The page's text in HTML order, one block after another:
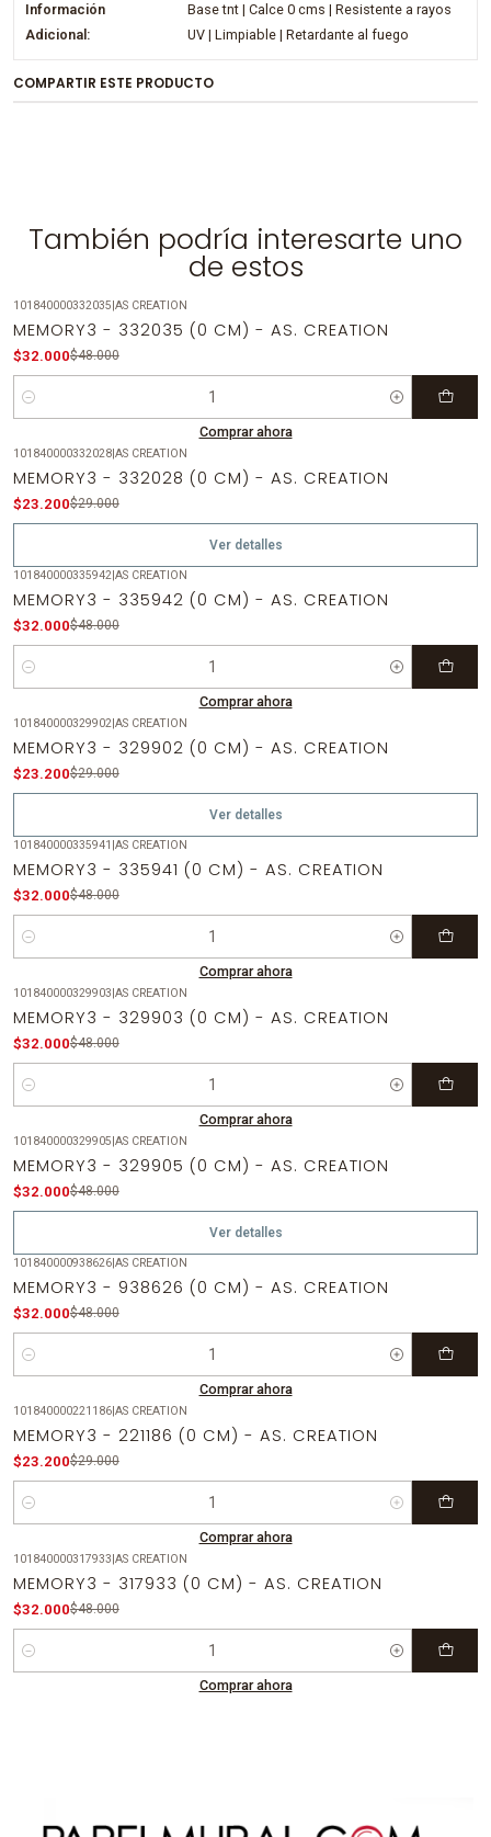
Información
Adicional:
Base tnt | Calce 0 cms | Resistente a rayos
UV | Limpiable | Retardante al fuego
COMPARTIR ESTE PRODUCTO
También podría interesarte uno
de estos
OFF
101840000332035|AS CREATION
MEMORY3 - 332035 (0 CM) - AS. CREATION
$32.000$48.000
Cantidad
Comprar ahora
OFF
Agotado
101840000332028|AS CREATION
MEMORY3 - 332028 (0 CM) - AS. CREATION
$23.200$29.000
Ver detalles
OFF
101840000335942|AS CREATION
MEMORY3 - 335942 (0 CM) - AS. CREATION
$32.000$48.000
Cantidad
Comprar ahora
OFF
Agotado
101840000329902|AS CREATION
MEMORY3 - 329902 (0 CM) - AS. CREATION
$23.200$29.000
Ver detalles
OFF
101840000335941 |AS CREATION
MEMORY3 - 335941 (0 CM) - AS. CREATION
$32.000$48.000
Cantidad
Comprar ahora
OFF
101840000329903|AS CREATION
MEMORY3 - 329903 (0 CM) - AS. CREATION
$32.000$48.000
Cantidad
Comprar ahora
OFF
Agotado
101840000329905|AS CREATION
MEMORY3 - 329905 (0 CM) - AS. CREATION
$32.000$48.000
Ver detalles
OFF
101840000938626|AS CREATION
MEMORY3 - 938626 (0 CM) - AS. CREATION
$32.000$48.000
Cantidad
Comprar ahora
OFF
101840000221186|AS CREATION
MEMORY3 - 221186 (0 CM) - AS. CREATION
$23.200$29.000
Cantidad
Comprar ahora
OFF
101840000317933|AS CREATION
MEMORY3 - 317933 (0 CM) - AS. CREATION
$32.000$48.000
Cantidad
Comprar ahora